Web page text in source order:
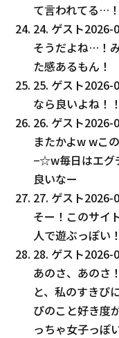
て言われてる…！
24. ゲスト2026-
そうだよね…！
た感あるもん！
25. ゲスト2026-
なら良いよね！
26. ゲスト2026-
またかよw wこ
−☆w毎日はエグ
良いなー
27. ゲスト2026-
そー！このサイ
人で遊ぶっぽい！
28. ゲスト2026-
あのさ、あのさ
と、私のすきぴ
ぴのこと好き度
っちゃ女子っぽ